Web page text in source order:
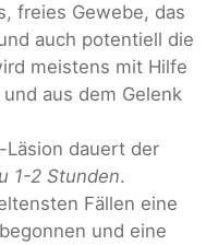
freies Gewebe, das
auch potentiell die
meistens mit Hilfe
aus dem Gelenk
Läsion dauert der
1-2 Stunden.
Fällen eine
und eine